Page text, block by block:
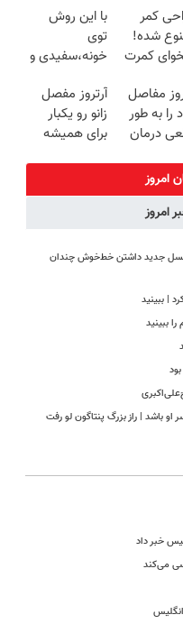
کمر
شده!
کمرت
کنی؟
با این روش
توی
خونه،سفیدی و
برگردون
(40%off)
مفاصل
را به طور
درمان
آرتروز مفصل
زانو رو یکبار
برای همیشه
امروز
امروز
نسل جدید داشتن خط‌خوش چندان
| ببینید
ببینید
باشد | راز بزرگ پنتاگون لو رفت
خبر داد
می‌کند